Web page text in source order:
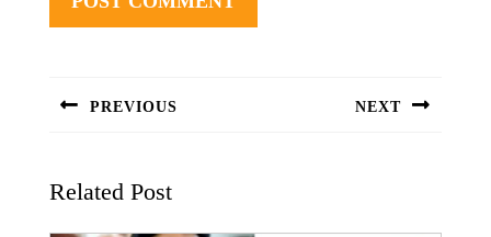
navigation
PREVIOUS NEXT
Related Post